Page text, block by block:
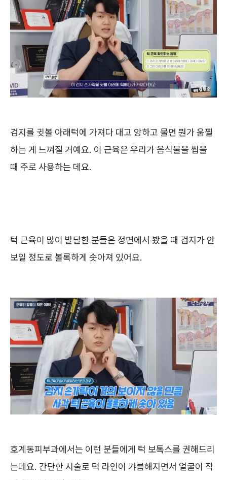
검지를 귓볼 아래턱에 가져다 대고 앙하고 물면 뭔가 움찔
하는 게 느껴질 거예요. 이 근육은 우리가 음식물을 씹을
때 주로 사용하는 데요.
턱 근육이 많이 발달한 분들은 정면에서 봤을 때 검지가 안
보일 정도로 볼록하게 솟아져 있어요.
호계동피부과에서는 이런 분들에게 턱 보톡스를 권해드리
는데요. 간단한 시술로 턱 라인이 갸름해지면서 얼굴이 작